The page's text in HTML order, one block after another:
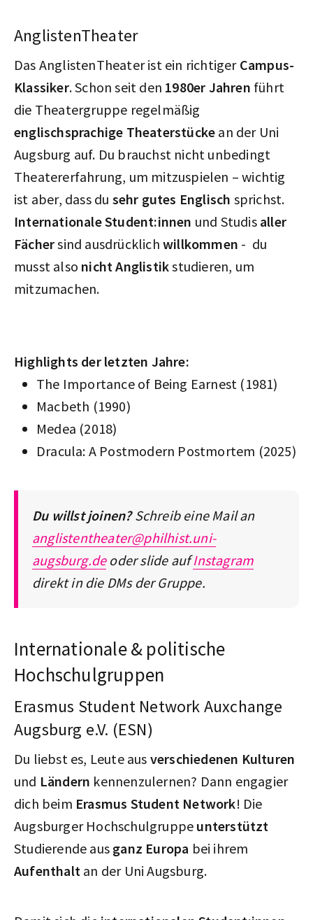
AnglistenTheater
Das AnglistenTheater ist ein richtiger Campus-
Klassiker. Schon seit den 1980er Jahren führt
die Theatergruppe regelmäßig
englischsprachige Theaterstücke an der Uni
Augsburg auf. Du brauchst nicht unbedingt
Theatererfahrung, um mitzuspielen – wichtig
ist aber, dass du sehr gutes Englisch sprichst.
Internationale Student:innen und Studis aller
Fächersind ausdrücklichwillkommen - du
musst also nicht Anglistikstudieren, um
mitzumachen.
Highlights der letzten Jahre:
The Importance of Being Earnest (1981)
Macbeth (1990)
Medea (2018)
Dracula: A Postmodern Postmortem (2025)
Du willst joinen?Schreib eine Mail an
anglistentheater@philhist.uni-
augsburg.deoder slide aufInstagram
direkt in die DMs der Gruppe.
Internationale & politische
Hochschulgruppen
Erasmus Student Network Auxchange
Augsburg e.V. (ESN)
Du liebst es, Leute aus verschiedenen Kulturen
und Ländern kennenzulernen? Dann engagier
dich beim Erasmus Student Network! Die
Augsburger Hochschulgruppe unterstützt
Studierende aus ganz Europa bei ihrem
Aufenthalt an der Uni Augsburg.